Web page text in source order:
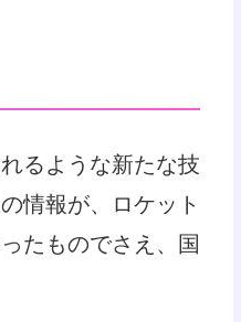
れた監視技術で集
非常に重要です。
して厳重に扱われ